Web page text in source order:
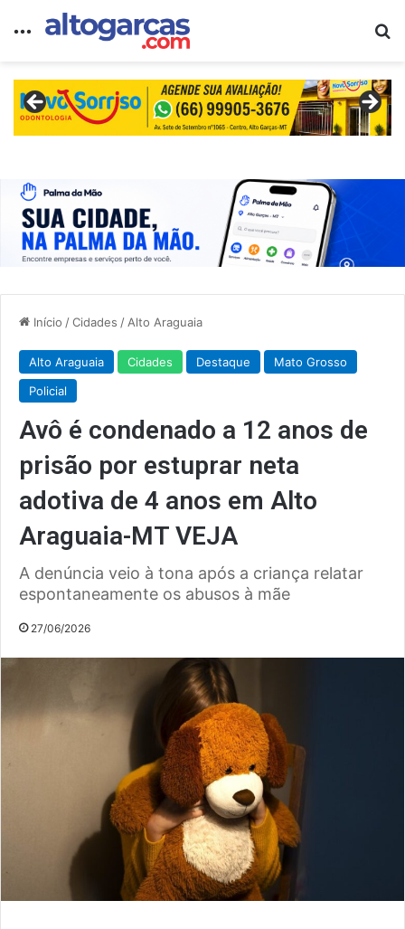
Menu
Início /Cidades /Alto Araguaia
Alto Araguaia Cidades Destaque
Mato Grosso
Policial
Avô é condenado a 12 anos de
prisão por estuprar neta
adotiva de 4 anos em Alto
Araguaia-MT VEJA
A denúncia veio à tona após a criança relatar
espontaneamente os abusos à mãe
27/06/2026